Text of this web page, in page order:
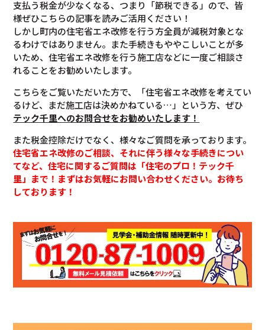
支払う税金が少なくなる、つまり「節税できる」ので、皆
様ぜひこちらの記事を読みご活用ください！
しかし町内の住宅省エネ改修を行う方全員が減税対象とな
るわけではありません。また手続きもややこしいことが多
いため、住宅省エネ改修を行う施工店などに一度ご相談さ
れることをお勧めいたします。
こちらをご覧いただいた方で、「住宅省エネ改修を考えてい
るけど、まだ施工店は決めかねている…」という方、ぜひ
テック千里へのお問合せをお勧めいたします！
また税金控除だけでなく、様々なご質問を承っております。
住宅省エネ改修のご相談、それに伴う様々な手続きについ
てなど、住宅に関するご質問は「住宅のプロ！テック千
里」まで！まずはお気軽にお問い合わせください。お待ち
しております！